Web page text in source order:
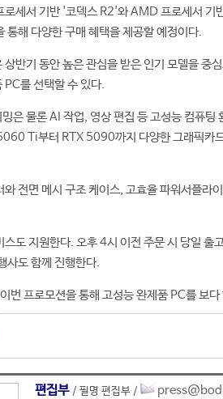
로세서 기반 '코덱스 R2'와 AMD 프로세서
통해 다양한 구매 혜택을 제공할 예정이다.
상반기 동안 높은 관심을 받은 인기 모델을 중
PC를 선택할 수 있다.
은 물론 AI 작업, 영상 편집 등 고성능 컴퓨
Ti부터 RTX 5090까지 다양한 그래픽카
와 전면 메시 구조 케이스, 고효율 파워서플라
도 지원한다. 오후 4시 이전 주문 시 당일 출
사도 함께 진행한다.
번 프로모션을 통해 고성능 완제품 PC를 보
편집부 / 필명 편집부 /